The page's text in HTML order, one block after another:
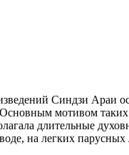
Синдзи Араи
мотивом
длительные
на легких